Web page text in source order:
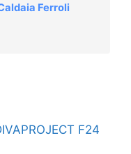
Ferroli
F24